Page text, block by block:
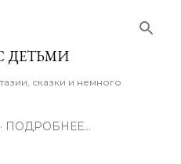
ДЕТЬМИ
сказки и немного
ПОДРОБНЕЕ…